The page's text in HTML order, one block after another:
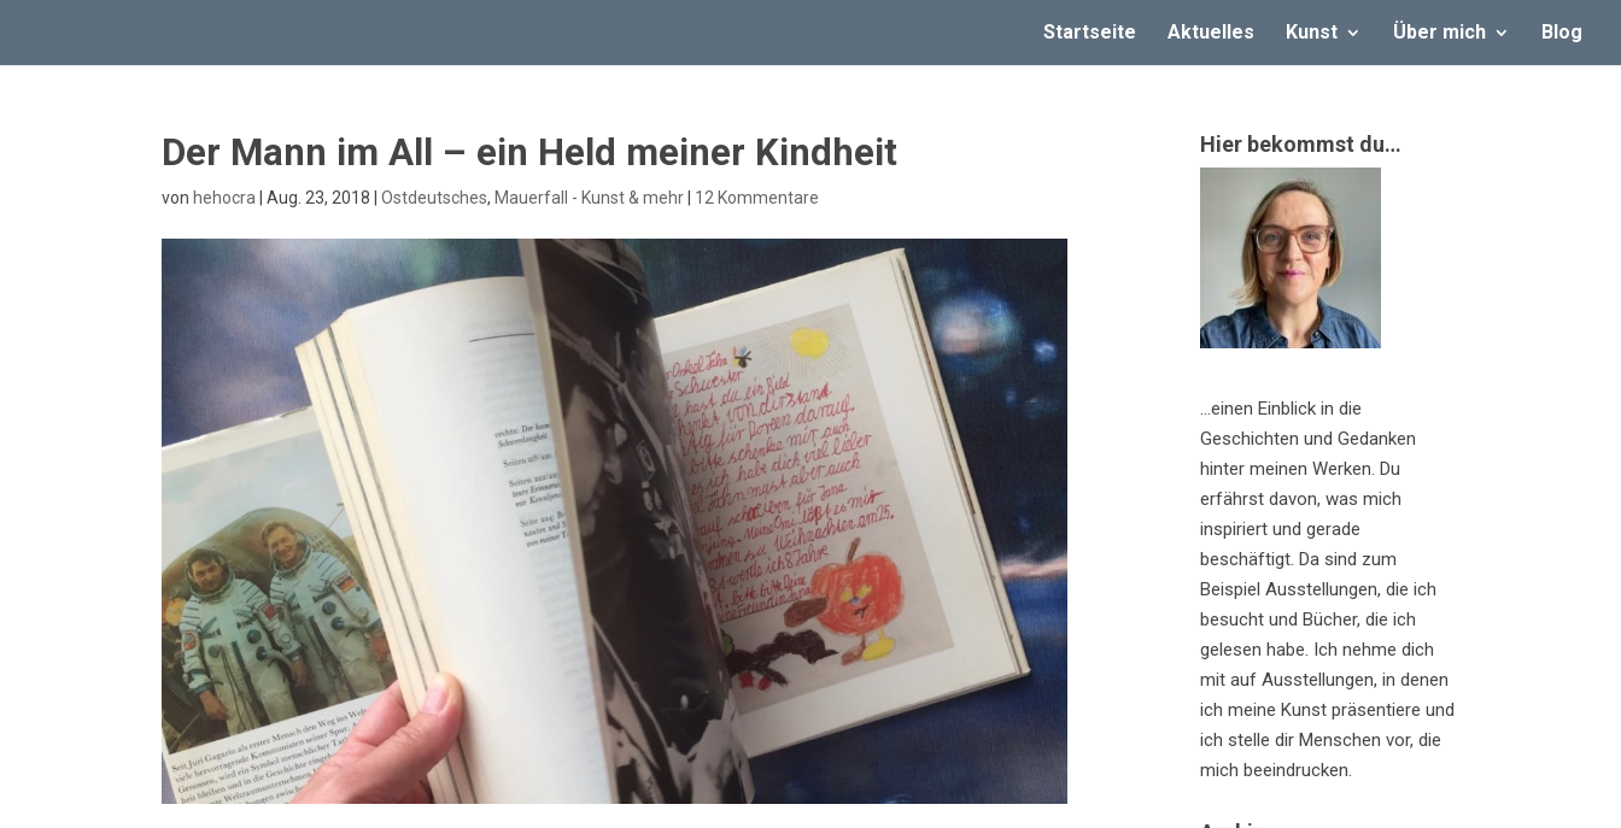
Startseite Aktuelles Kunst Über mich Blog
Der Mann im All – ein Held meiner Kindheit
von hehocra |Aug. 23, 2018 |Ostdeutsches, Mauerfall - Kunst & mehr 12 Kommentare
Hier bekommst du…
…einen Einblick in die
Geschichten und Gedanken
hinter meinen Werken. Du
erfährst davon, was mich
inspiriert und gerade
beschäftigt. Da sind zum
Beispiel Ausstellungen, die ich
besucht und Bücher, die ich
gelesen habe. Ich nehme dich
mit auf Ausstellungen, in denen
ich meine Kunst präsentiere und
ich stelle dir Menschen vor, die
mich beeindrucken.